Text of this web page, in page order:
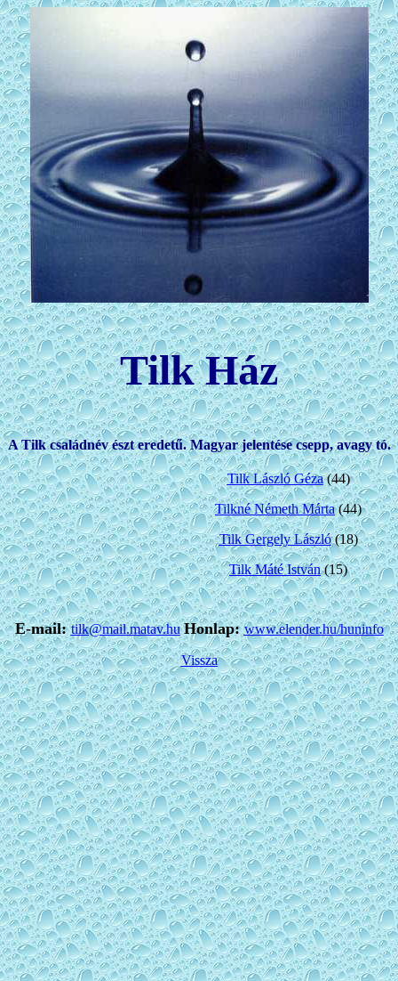
Tilk Ház
A Tilk családnév észt eredetű. Magyar jelentése csepp, avagy tó.
Tilk László Géza(44)
Tilkné Németh Márta(44)
Tilk Gergely László(18)
Tilk Máté István(15)
E-mail:tilk@mail.matav.hu Honlap:www.elender.hu/huninfo
Vissza